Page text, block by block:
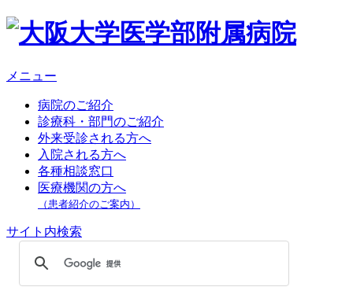
メニュー
病院のご紹介
診療科・部門のご紹介
外来受診される方へ
入院される方へ
各種相談窓口
医療機関の方へ
（患者紹介のご案内）
サイト内検索